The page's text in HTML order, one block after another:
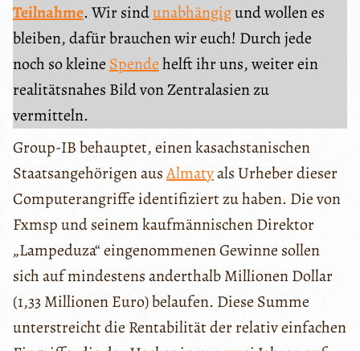
Teilnahme. Wir sindunabhängigund wollen es
bleiben, dafür brauchen wir euch! Durch jede
noch so kleine Spendehelft ihr uns, weiter ein
realitätsnahes Bild von Zentralasien zu
vermitteln.
Group-IB behauptet, einen kasachstanischen
Staatsangehörigen ausAlmatyals Urheber dieser
Computerangriffe identifiziert zu haben. Die von
Fxmsp und seinem kaufmännischen Direktor
„Lampeduza“ eingenommenen Gewinne sollen
sich auf mindestens anderthalb Millionen Dollar
(1,33 Millionen Euro) belaufen. Diese Summe
unterstreicht die Rentabilität der relativ einfachen